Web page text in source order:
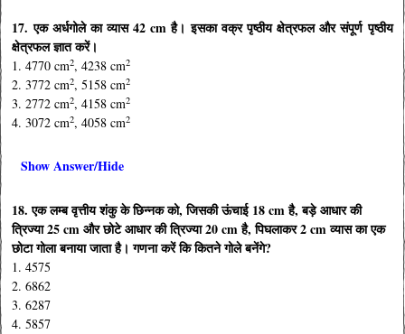
17. एक अर्धगोले का व्यास 42 cm है। इसका वक्र पृष्ठीय क्षेत्रफल और संपूर्ण पृष्ठीय
क्षेत्रफल ज्ञात करें।
1. 4770 cm2, 4238 cm2
2. 3772 cm2, 5158 cm2
3. 2772 cm2, 4158 cm2
4. 3072 cm2, 4058 cm2
Show Answer/Hide
18. एक लम्ब वृत्तीय शंकु के छिन्नक को, जिसकी ऊंचाई 18 cm है, बड़े आधार की
त्रिज्या 25 cm और छोटे आधार की त्रिज्या 20 cm है, पिघलाकर 2 cm व्यास का एक
छोटा गोला बनाया जाता है। गणना करें कि कितने गोले बनेंगे?
1. 4575
2. 6862
3. 6287
4. 5857